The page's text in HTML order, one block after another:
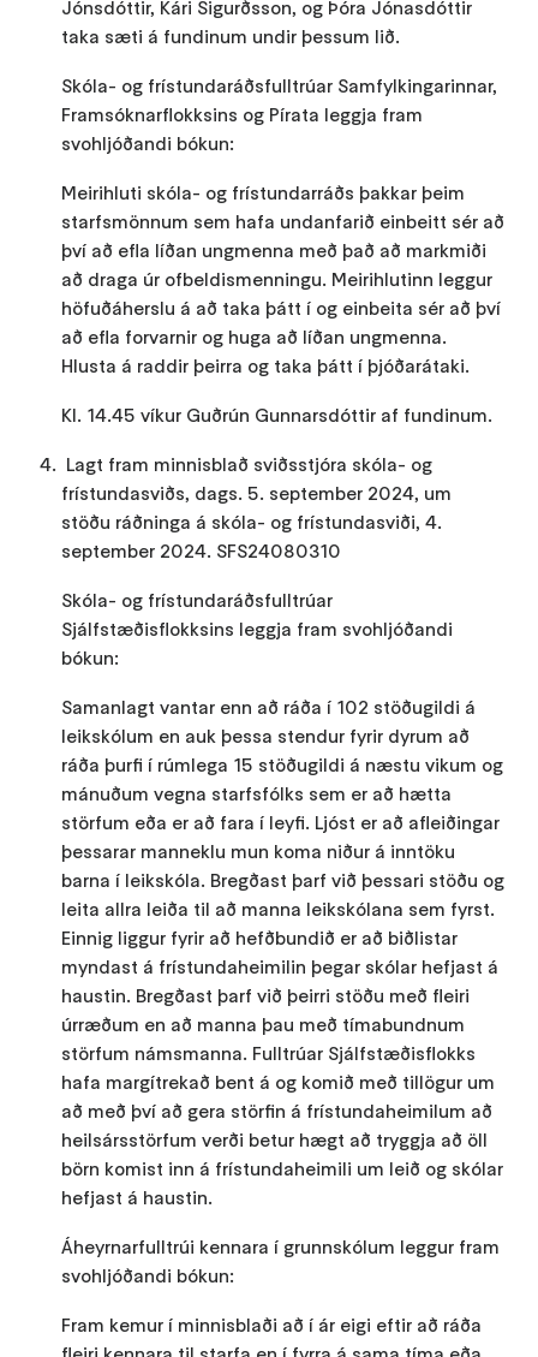
Jónsdóttir, Kári Sigurðsson, og Þóra Jónasdóttir
taka sæti á fundinum undir þessum lið.
Skóla- og frístundaráðsfulltrúar Samfylkingarinnar,
Framsóknarflokksins og Pírata leggja fram
svohljóðandi bókun:
Meirihluti skóla- og frístundarráðs þakkar þeim
starfsmönnum sem hafa undanfarið einbeitt sér að
því að efla líðan ungmenna með það að markmiði
að draga úr ofbeldismenningu. Meirihlutinn leggur
höfuðáherslu á að taka þátt í og einbeita sér að því
að efla forvarnir og huga að líðan ungmenna.
Hlusta á raddir þeirra og taka þátt í þjóðarátaki.
Kl. 14.45 víkur Guðrún Gunnarsdóttir af fundinum.
Lagt fram minnisblað sviðsstjóra skóla- og
frístundasviðs, dags. 5. september 2024, um
stöðu ráðninga á skóla- og frístundasviði, 4.
september 2024. SFS24080310
Skóla- og frístundaráðsfulltrúar
Sjálfstæðisflokksins leggja fram svohljóðandi
bókun:
Samanlagt vantar enn að ráða í 102 stöðugildi á
leikskólum en auk þessa stendur fyrir dyrum að
ráða þurfi í rúmlega 15 stöðugildi á næstu vikum og
mánuðum vegna starfsfólks sem er að hætta
störfum eða er að fara í leyfi. Ljóst er að afleiðingar
þessarar manneklu mun koma niður á inntöku
barna í leikskóla. Bregðast þarf við þessari stöðu og
leita allra leiða til að manna leikskólana sem fyrst.
Einnig liggur fyrir að hefðbundið er að biðlistar
myndast á frístundaheimilin þegar skólar hefjast á
haustin. Bregðast þarf við þeirri stöðu með fleiri
úrræðum en að manna þau með tímabundnum
störfum námsmanna. Fulltrúar Sjálfstæðisflokks
hafa margítrekað bent á og komið með tillögur um
að með því að gera störfin á frístundaheimilum að
heilsársstörfum verði betur hægt að tryggja að öll
börn komist inn á frístundaheimili um leið og skólar
hefjast á haustin.
Áheyrnarfulltrúi kennara í grunnskólum leggur fram
svohljóðandi bókun:
Fram kemur í minnisblaði að í ár eigi eftir að ráða